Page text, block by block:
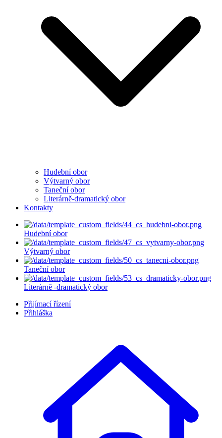
Hudební obor
Výtvarný obor
Taneční obor
Literárně-dramatický obor
Kontakty
Hudební obor
Výtvarný obor
Taneční obor
Literárně -dramatický obor
Přijímací řízení
Přihláška